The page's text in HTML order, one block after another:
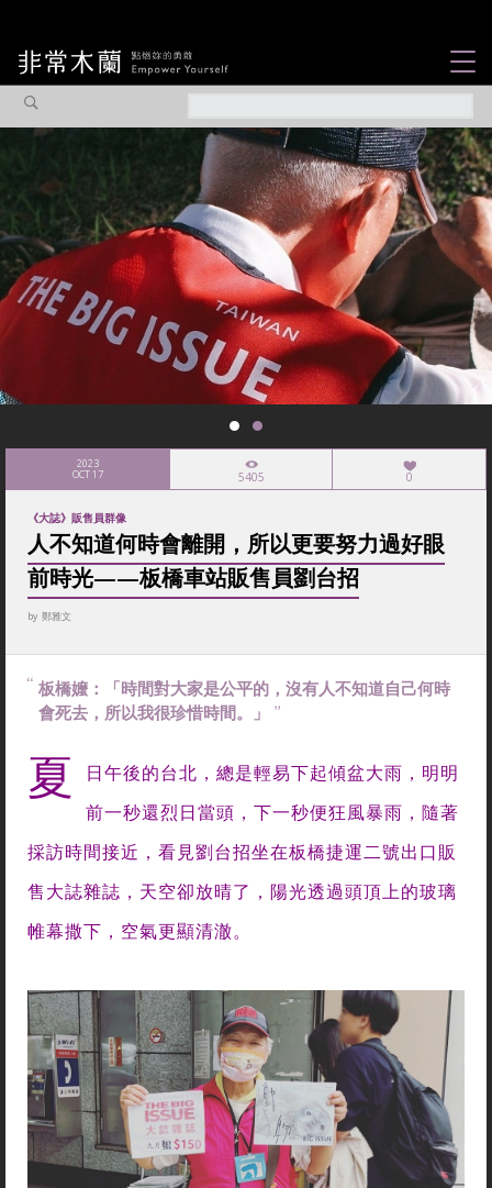
觀點專欄
焦點企劃
社會企業
認識我們
2023
OCT 17 5405 0
《大誌》販售員群像
人不知道何時會離開，所以更要努力過好眼
前時光——板橋車站販售員劉台招
by 鄭雅文
板橋嬤：「時間對大家是公平的，沒有人不知道自己何時
會死去，所以我很珍惜時間。」
夏
日午後的台北，總是輕易下起傾盆大雨，明明
前一秒還烈日當頭，下一秒便狂風暴雨，隨著
採訪時間接近，看見劉台招坐在板橋捷運二號出口販
售大誌雜誌，天空卻放晴了，陽光透過頭頂上的玻璃
帷幕撒下，空氣更顯清澈。